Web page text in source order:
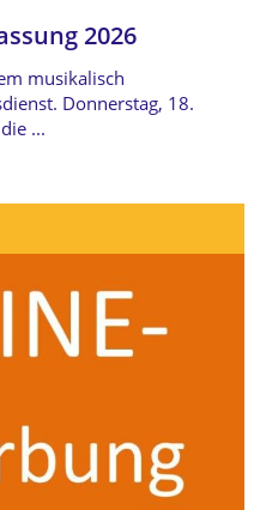
2026
musikalisch
Donnerstag, 18.
...